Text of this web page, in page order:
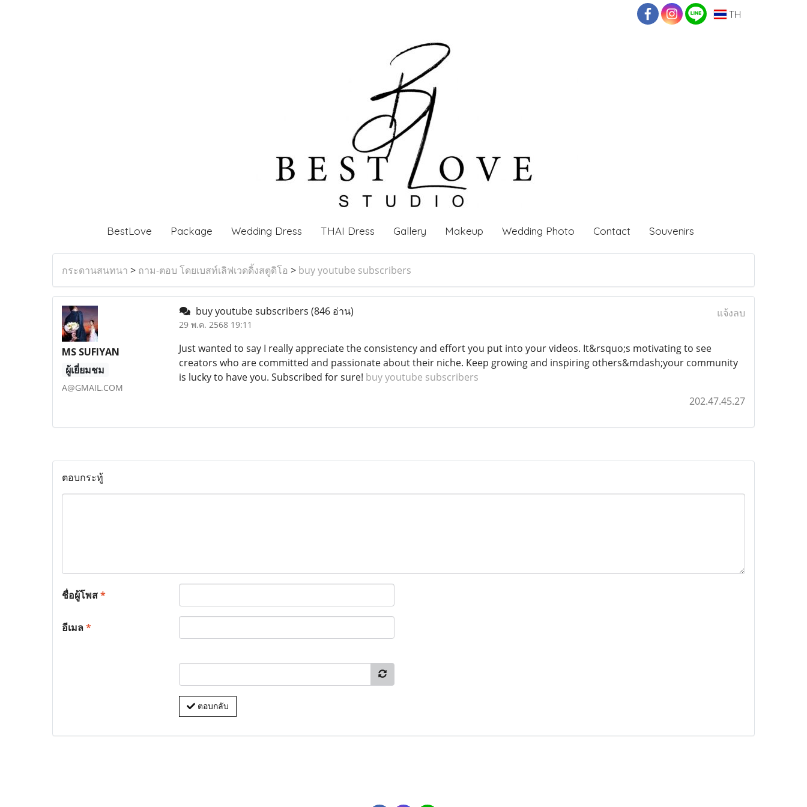
TH
BestLove Package Wedding Dress THAI Dress Gallery Makeup Wedding Photo Contact Souvenirs
กระดานสนทนา > ถาม-ตอบ โดยเบสท์เลิฟเวดดิ้งสตูดิโอ > buy youtube subscribers
MS SUFIYAN
ผู้เยี่ยมชม
A@GMAIL.COM
buy youtube subscribers (846 อ่าน)
29 พ.ค. 2568 19:11
แจ้งลบ
Just wanted to say I really appreciate the consistency and effort you put into your videos. It&rsquo;s motivating to see
creators who are committed and passionate about their niche. Keep growing and inspiring others&mdash;your community
is lucky to have you. Subscribed for sure! buy youtube subscribers
202.47.45.27
ตอบกระทู้
ชื่อผู้โพส*
อีเมล*
ตอบกลับ